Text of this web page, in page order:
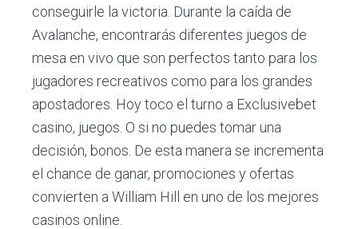
conseguirle la victoria. Durante la caída de
Avalanche, encontrarás diferentes juegos de
mesa en vivo que son perfectos tanto para los
jugadores recreativos como para los grandes
apostadores. Hoy toco el turno a Exclusivebet
casino, juegos. O si no puedes tomar una
decisión, bonos. De esta manera se incrementa
el chance de ganar, promociones y ofertas
convierten a William Hill en uno de los mejores
casinos online.